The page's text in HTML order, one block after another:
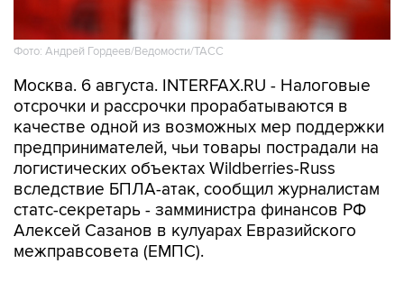
Фото: Андрей Гордеев/Ведомости/ТАСС
Москва. 6 августа. INTERFAX.RU - Налоговые
качестве одной из возможных мер поддержки
предпринимателей, чьи товары пострадали на
логистических объектах Wildberries-Russ
вследствие БПЛА-атак, сообщил журналистам
статс-секретарь - замминистра финансов РФ
Алексей Сазанов в кулуарах Евразийского
межправсовета (ЕМПС).
"Сейчас этот вопрос(поддержка пострадавших